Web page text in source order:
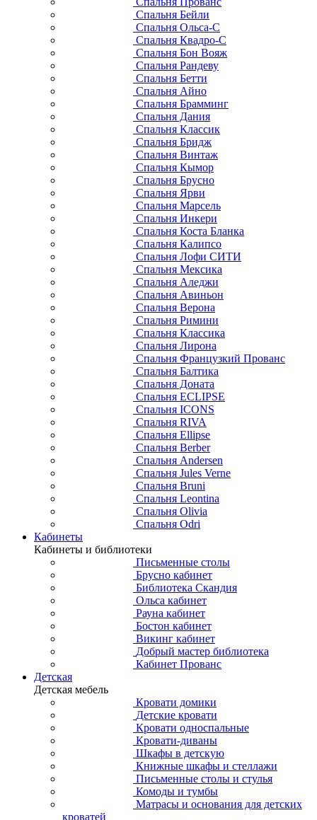
Спальня Бейли
Спальня Ольса-С
Спальня Квадро-С
Спальня Бон Вояж
Спальня Рандеву
Спальня Бетти
Спальня Айно
Спальня Брамминг
Спальня Дания
Спальня Классик
Спальня Бридж
Спальня Винтаж
Спальня Кымор
Спальня Брусно
Спальня Ярви
Спальня Марсель
Спальня Инкери
Спальня Коста Бланка
Спальня Калипсо
Спальня Лофи СИТИ
Спальня Мексика
Спальня Аледжи
Спальня Авиньон
Спальня Верона
Спальня Римини
Спальня Классика
Спальня Лирона
Спальня Французкий Прованс
Спальня Балтика
Спальня Доната
Спальня ECLIPSE
Спальня ICONS
Спальня RIVA
Спальня Ellipse
Спальня Berber
Спальня Andersen
Спальня Jules Verne
Спальня Bruni
Спальня Leontina
Спальня Olivia
Спальня Odri
Кабинеты
Кабинеты и библиотеки
Письменные столы
Брусно кабинет
Библиотека Скандия
Ольса кабинет
Рауна кабинет
Бостон кабинет
Викинг кабинет
Добрый мастер библиотека
Кабинет Прованс
Детская
Детская мебель
Кровати домики
Детские кровати
Кровати односпальные
Кровати-диваны
Шкафы в детскую
Книжные шкафы и стеллажи
Письменные столы и стулья
Комоды и тумбы
Матрасы и основания для детских
кроватей